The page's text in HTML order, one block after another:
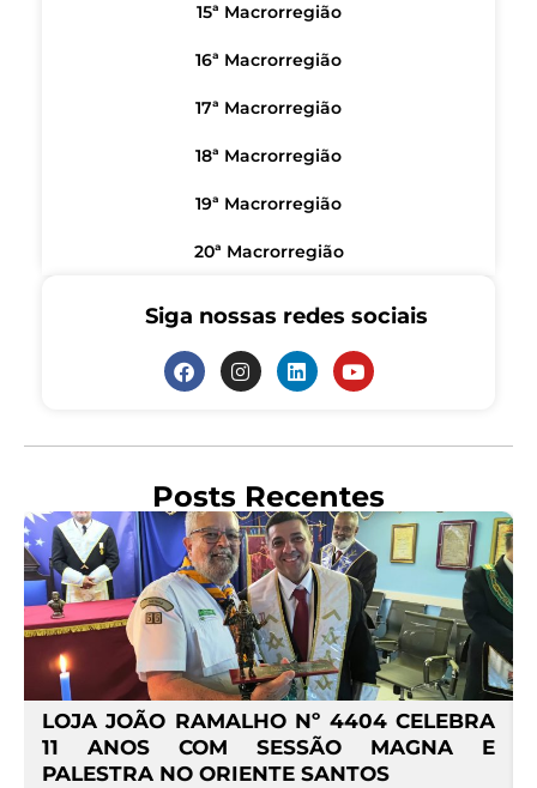
15ª Macrorregião
16ª Macrorregião
17ª Macrorregião
18ª Macrorregião
19ª Macrorregião
20ª Macrorregião
Siga nossas redes sociais
Posts Recentes
LOJA JOÃO RAMALHO Nº 4404 CELEBRA
11 ANOS COM SESSÃO MAGNA E
PALESTRA NO ORIENTE SANTOS